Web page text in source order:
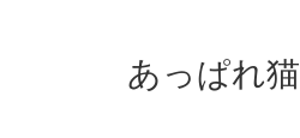
あっぱれ